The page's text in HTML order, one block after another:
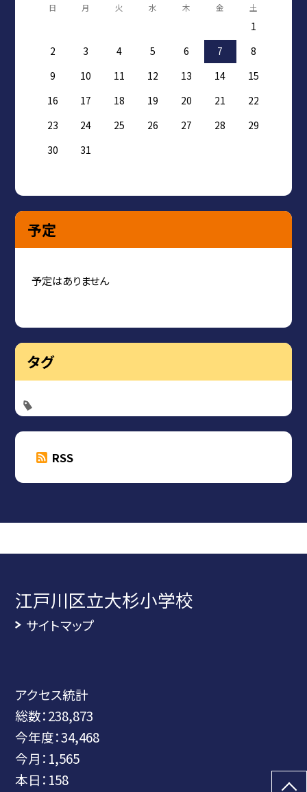
日 月 火 水 木 金 土
1
2
3 4 5 6 7
8
9
10 11 12 13 14
15
16
17 18 19 20 21
22
23
24 25 26 27 28
29
30
31
予定
予定はありません
タグ
RSS
江戸川区立大杉小学校
サイトマップ
アクセス統計
総数：238,873
今年度：34,468
今月： 1,565
本日： 158